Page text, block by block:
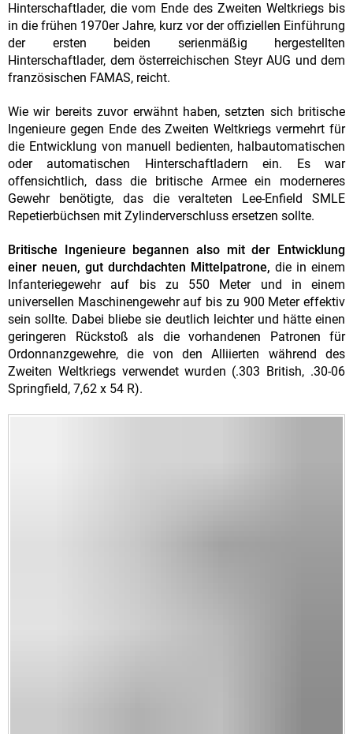
Hinterschaftlader, die vom Ende des Zweiten Weltkriegs bis
in die frühen 1970er Jahre, kurz vor der offiziellen Einführung
der ersten beiden serienmäßig hergestellten
Hinterschaftlader, dem österreichischen Steyr AUG und dem
französischen FAMAS, reicht.
Wie wir bereits zuvor erwähnt haben, setzten sich britische
Ingenieure gegen Ende des Zweiten Weltkriegs vermehrt für
die Entwicklung von manuell bedienten, halbautomatischen
oder automatischen Hinterschaftladern ein. Es war
offensichtlich, dass die britische Armee ein moderneres
Gewehr benötigte, das die veralteten Lee-Enfield SMLE
Repetierbüchsen mit Zylinderverschluss ersetzen sollte.
Britische Ingenieure begannen also mit der Entwicklung
einer neuen, gut durchdachten Mittelpatrone, die in einem
Infanteriegewehr auf bis zu 550 Meter und in einem
universellen Maschinengewehr auf bis zu 900 Meter effektiv
sein sollte. Dabei bliebe sie deutlich leichter und hätte einen
geringeren Rückstoß als die vorhandenen Patronen für
Ordonnanzgewehre, die von den Alliierten während des
Zweiten Weltkriegs verwendet wurden (.303 British, .30-06
Springfield, 7,62 x 54 R).